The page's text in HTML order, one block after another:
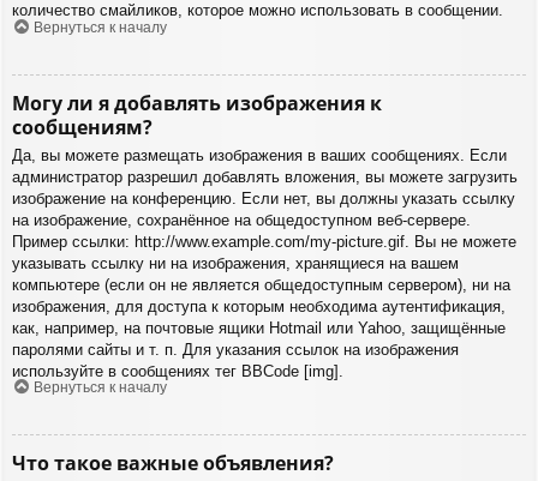
количество смайликов, которое можно использовать в сообщении.
Вернуться к началу
Могу ли я добавлять изображения к
сообщениям?
Да, вы можете размещать изображения в ваших сообщениях. Если
администратор разрешил добавлять вложения, вы можете загрузить
изображение на конференцию. Если нет, вы должны указать ссылку
на изображение, сохранённое на общедоступном веб-сервере.
Пример ссылки: http://www.example.com/my-picture.gif. Вы не можете
указывать ссылку ни на изображения, хранящиеся на вашем
компьютере (если он не является общедоступным сервером), ни на
изображения, для доступа к которым необходима аутентификация,
как, например, на почтовые ящики Hotmail или Yahoo, защищённые
паролями сайты и т. п. Для указания ссылок на изображения
используйте в сообщениях тег BBCode [img].
Вернуться к началу
Что такое важные объявления?